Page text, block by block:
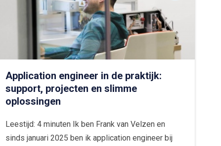
Application engineer in de praktijk:
support, projecten en slimme
oplossingen
Leestijd: 4 minuten Ik ben Frank van Velzen en
sinds januari 2025 ben ik application engineer bij